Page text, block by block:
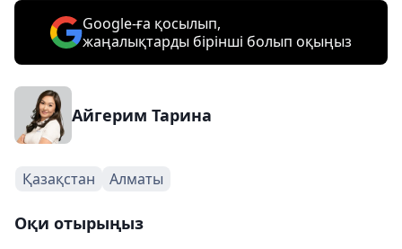
Google-ға қосылып,
жаңалықтарды бірінші болып оқыңыз
Айгерим Тарина
Қазақстан Алматы
Оқи отырыңыз